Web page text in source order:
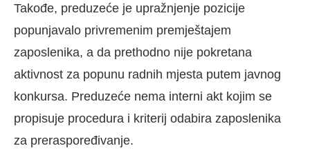
Takođe, preduzeće je upražnjenje pozicije
popunjavalo privremenim premještajem
zaposlenika, a da prethodno nije pokretana
aktivnost za popunu radnih mjesta putem javnog
konkursa. Preduzeće nema interni akt kojim se
propisuje procedura i kriterij odabira zaposlenika
za preraspoređivanje.